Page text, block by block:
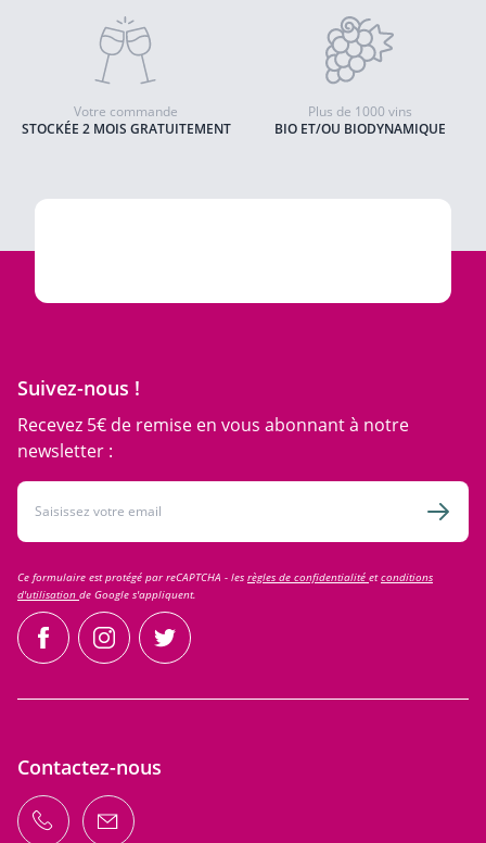
STOCKÉE 2 MOIS GRATUITEMENT
Votre commande
BIO ET/OU BIODYNAMIQUE
Plus de 1000 vins
Suivez-nous !
Recevez 5€ de remise en vous abonnant à notre
newsletter :
Adresse email
Ce formulaire est protégé par reCAPTCHA - les règles de confidentialité etconditions
d'utilisation de Google s'appliquent.
facebookinstagramtwitter
Contactez-nous